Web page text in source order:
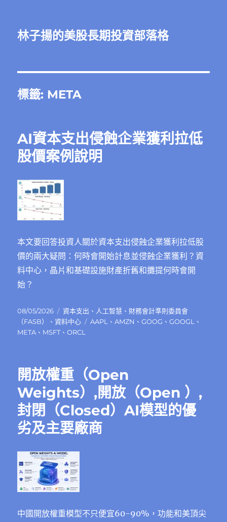
林子揚的美股長期投資部落格
標籤: META
AI資本支出侵蝕企業獲利拉低
股價案例說明
本文要回答投資人關於資本支出侵蝕企業獲利拉低股
價的兩大疑問：何時會開始計息並侵蝕企業獲利？資
料中心，晶片和基礎設施財產折舊和攤提何時會開
始？
發
佈
日
08/05/2026
分
類
資本支出 、 人工智慧 、 財務會計準則委員會
（FASB）
、資料中心
標
AAPL 、AMZN 、GOOG 、GOOGL
、
META 、 MSFT、ORCL
開放權重（Open
Weights）,開放（Open ）,
封閉（Closed）AI模型的優
劣及主要廠商
中國開放權重模型不只便宜60-90%，功能和美頂尖